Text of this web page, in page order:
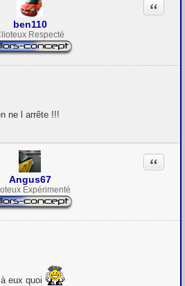
ben110
Respecté
Citation
ne l arrête !!!
Angus67
Expérimenté
Citation
eux quoi